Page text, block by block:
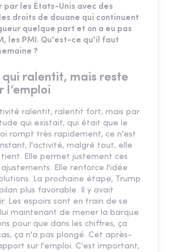
par les États-Unis avec des
droits de douane qui continuent
quelque part et on a eu pas
les PMI. Qu'est-ce qu'il faut
?
ralentit, mais reste
l’emploi
ralentit, ralentit fort, mais par
qui existait, qui était que le
rompt très rapidement, ce n'est
l'activité, malgré tout, elle
Elle permet justement ces
Elle renforce l'idée
La prochaine étape, Trump
plus favorable. Il y avait
Les espoirs sont en train de se
maintenant de mener la barque
pour que dans les chiffres, ça
ça n'a pas plongé. Cet après-
sur l'emploi. C'est important,